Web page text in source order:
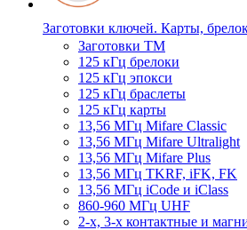
Заготовки ключей. Карты,
Заготовки ТМ
125 кГц брелоки
125 кГц эпокси
125 кГц браслеты
125 кГц карты
13,56 МГц Mifare Classic
13,56 МГц Mifare Ultralight
13,56 МГц Mifare Plus
13,56 МГц TKRF, iFK, FK
13,56 МГц iCode и iClass
860-960 МГц UHF
2-х, 3-х контактные и